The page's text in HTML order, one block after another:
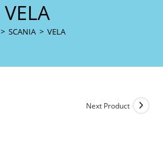
VELA
> SCANIA > VELA
Next Product